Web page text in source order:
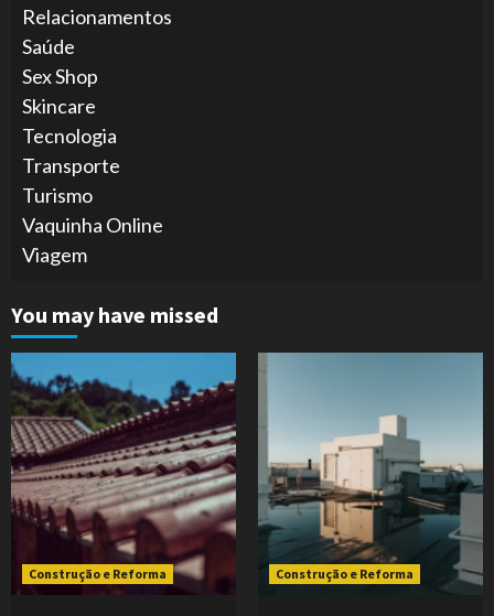
Relacionamentos
Saúde
Sex Shop
Skincare
Tecnologia
Transporte
Turismo
Vaquinha Online
Viagem
You may have missed
Construção e Reforma Construção e Reforma